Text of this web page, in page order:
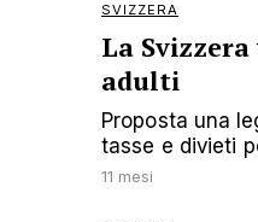
SVIZZERA
La
adulti
Proposta una
tasse e divieti
11 mesi